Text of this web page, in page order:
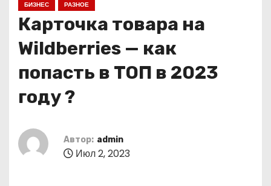
БИЗНЕС РАЗНОЕ
Карточка товара на
Wildberries — как
попасть в ТОП в 2023
году ?
Автор: admin
Июл 2, 2023